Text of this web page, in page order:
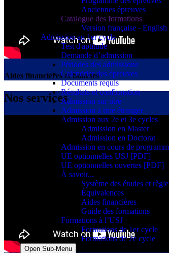
Anciennes épreuves
Catalogue des formations
Version française - English
Admission au 1er cycle
Test d'aptitude
Demande d’admission
Périodes des admissions
Calendrier des épreuves
Documents requis
Résultats et confirmation
Admission sur titre
Admission à titre étranger
Admission aux 2e et 3e cycles
Admission en Master
Admission en Doctorat
Admission en cours de
UE optionnelles USJ [PDF]
UE optionnelles ouvertes [PDF]
À savoir...
Système des études et
Équivalences
Aides financières
Guide des formations
Formations à l’USJ
Formations de 1er cycle
Formations de 2e cycle
Open Sub-Menu
Aides financières et bourses
Nos services